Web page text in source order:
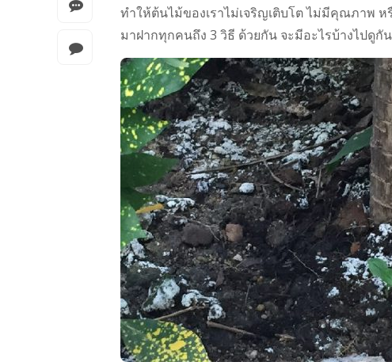
ทำให้ต้นไม้ของเราไม่เจริญเติบโต ไม่มีคุณภาพ ห
มาฝากทุกคนถึง 3 วิธี ด้วยกัน จะมีอะไรบ้างไปดูกัน